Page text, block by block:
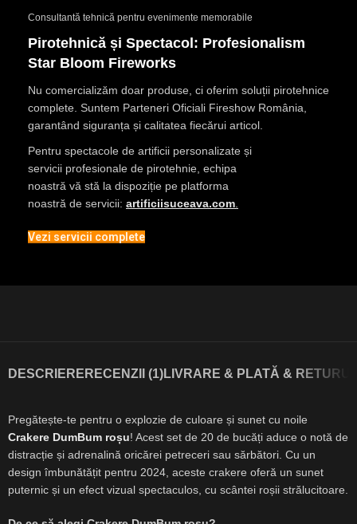
Consultantă tehnică pentru evenimente memorabile
Pirotehnică și Spectacol: Profesionalism
Star Bloom Fireworks
Nu comercializăm doar produse, ci oferim soluții pirotehnice
complete. Suntem Parteneri Oficiali Fireshow România,
garantând siguranța și calitatea fiecărui articol.
Pentru spectacole de artificii personalizate și
servicii profesionale de pirotehnie, echipa
noastră vă stă la dispoziție pe platforma
noastră de servicii: artificiisuceava.com
Vezi servicii complete
DESCRIERE RECENZII (1)LIVRARE & PLATĂ &
Pregătește-te pentru o explozie de culoare și sunet cu noile
Crakere DumBum roșu! Acest set de 20 de bucăți aduce o notă de
distracție și adrenalină oricărei petreceri sau sărbători. Cu un
design îmbunătățit pentru 2024, aceste crakere oferă un sunet
puternic și un efect vizual spectaculos, cu scântei roșii strălucitoare.